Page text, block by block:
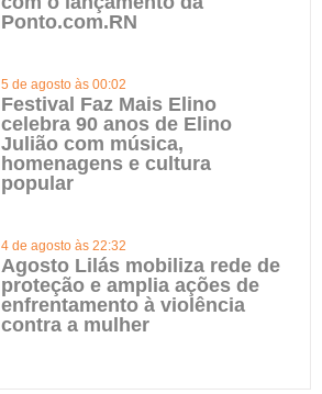
Ponto.com.RN
5 de agosto às 00:02
Festival Faz Mais Elino
celebra 90 anos de Elino
Julião com música,
homenagens e cultura
popular
4 de agosto às 22:32
Agosto Lilás mobiliza rede de
proteção e amplia ações de
enfrentamento à violência
contra a mulher